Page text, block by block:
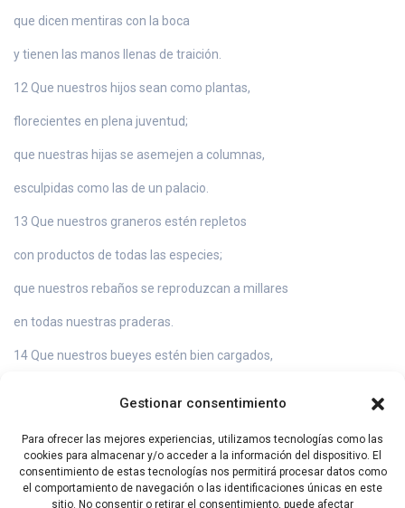
Gestionar consentimiento
Para ofrecer las mejores experiencias, utilizamos tecnologías como las
cookies para almacenar y/o acceder a la información del dispositivo. El
consentimiento de estas tecnologías nos permitirá procesar datos como
el comportamiento de navegación o las identificaciones únicas en este
sitio. No consentir o retirar el consentimiento, puede afectar
que dicen mentiras con la boca
y tienen las manos llenas de traición.
12 Que nuestros hijos sean como plantas,
florecientes en plena juventud;
que nuestras hijas se asemejen a columnas,
esculpidas como las de un palacio.
13 Que nuestros graneros estén repletos
con productos de todas las especies;
que nuestros rebaños se reproduzcan a millares
en todas nuestras praderas.
14 Que nuestros bueyes estén bien cargados,
15 ¡Feliz el pueblo que tiene todo esto,
feliz el pueblo cuyo Dios es el Señor!